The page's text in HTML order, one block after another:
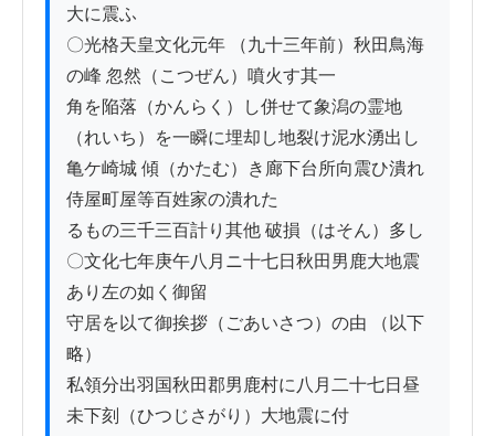
大に震ふ
〇光格天皇文化元年 （九十三年前）秋田鳥海
の峰 忽然（こつぜん）噴火す其一
角を陥落（かんらく）し併せて象潟の霊地
（れいち）を一瞬に埋却し地裂け泥水湧出し
亀ケ崎城 傾（かたむ）き廊下台所向震ひ潰れ
侍屋町屋等百姓家の潰れた
るもの三千三百計り其他 破損（はそん）多し
〇文化七年庚午八月ニ十七日秋田男鹿大地震
あり左の如く御留
守居を以て御挨拶（ごあいさつ）の由 （以下
略）
私領分出羽国秋田郡男鹿村に八月二十七日昼
未下刻（ひつじさがり）大地震に付